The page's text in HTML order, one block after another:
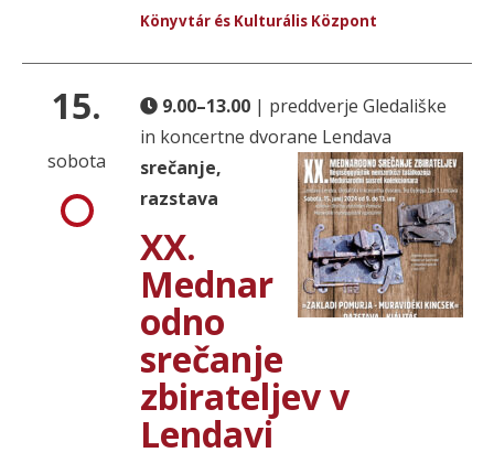
Könyvtár és Kulturális Központ
15.
sobota
9.00–13.00 | preddverje Gledališke
in koncertne dvorane Lendava
srečanje,
razstava
XX.
Mednar
odno
srečanje
zbirateljev v
Lendavi